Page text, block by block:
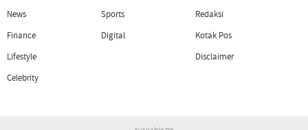
News
Finance
Lifestyle
Celebrity
Sports
Digital
Redaksi
Kotak Pos
Disclaimer